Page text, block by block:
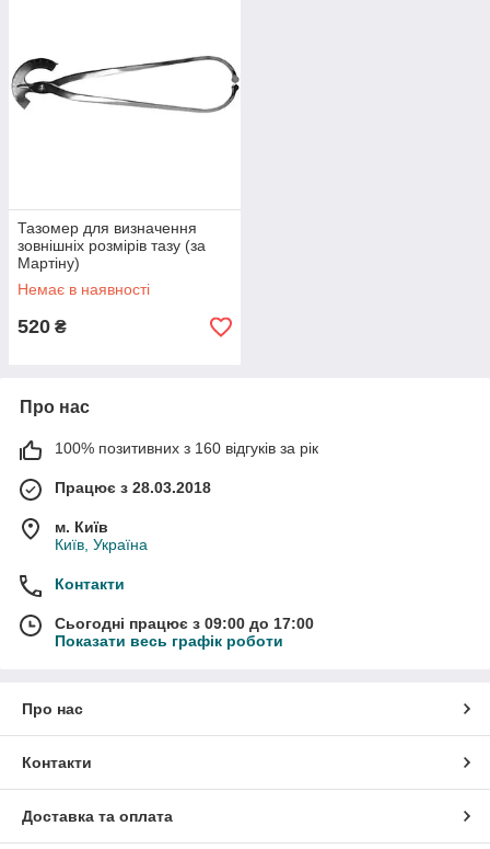
Тазомер для визначення
зовнішніх розмірів тазу (за
Мартіну)
Немає в наявності
520 ₴
Про нас
100% позитивних з 160 відгуків за рік
Працює з 28.03.2018
м. Київ
Київ, Україна
Контакти
Сьогодні працює з 09:00 до 17:00
Показати весь графік роботи
Про нас
Контакти
Доставка та оплата